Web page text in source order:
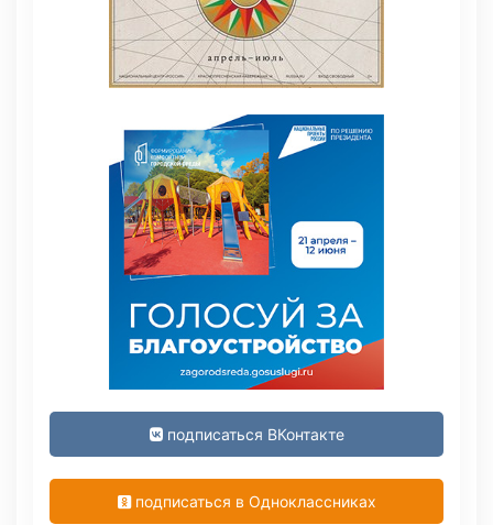
подписаться ВКонтакте
подписаться в Одноклассниках